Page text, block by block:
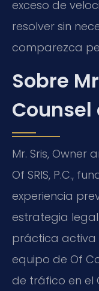
exceso de
resolver sin
comparezca
Sobre
Counsel
Mr. Sris, Owner
Of SRIS, P.C.,
experiencia
estrategia
práctica activa
equipo de Of
de tráfico en el